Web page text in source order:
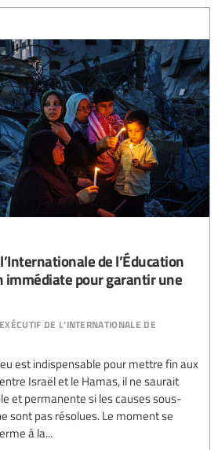
de l’Éducation
immédiate pour garantir une
de l’internationale de
est indispensable pour mettre fin aux
Israël et le Hamas, il ne saurait
et permanente si les causes sous-
sont pas résolues. Le moment se
à la...